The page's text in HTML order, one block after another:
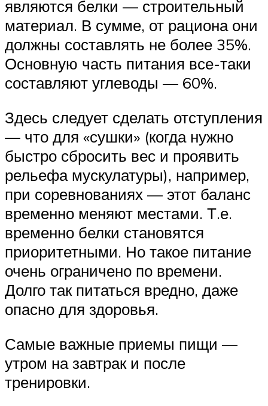
являются белки — строительный
материал. В сумме, от рациона они
должны составлять не более 35%.
Основную часть питания все-таки
составляют углеводы — 60%.
Здесь следует сделать отступления
— что для «сушки» (когда нужно
быстро сбросить вес и проявить
рельефа мускулатуры), например,
при соревнованиях — этот баланс
временно меняют местами. Т.е.
временно белки становятся
приоритетными. Но такое питание
очень ограничено по времени.
Долго так питаться вредно, даже
опасно для здоровья.
Самые важные приемы пищи —
утром на завтрак и после
тренировки.